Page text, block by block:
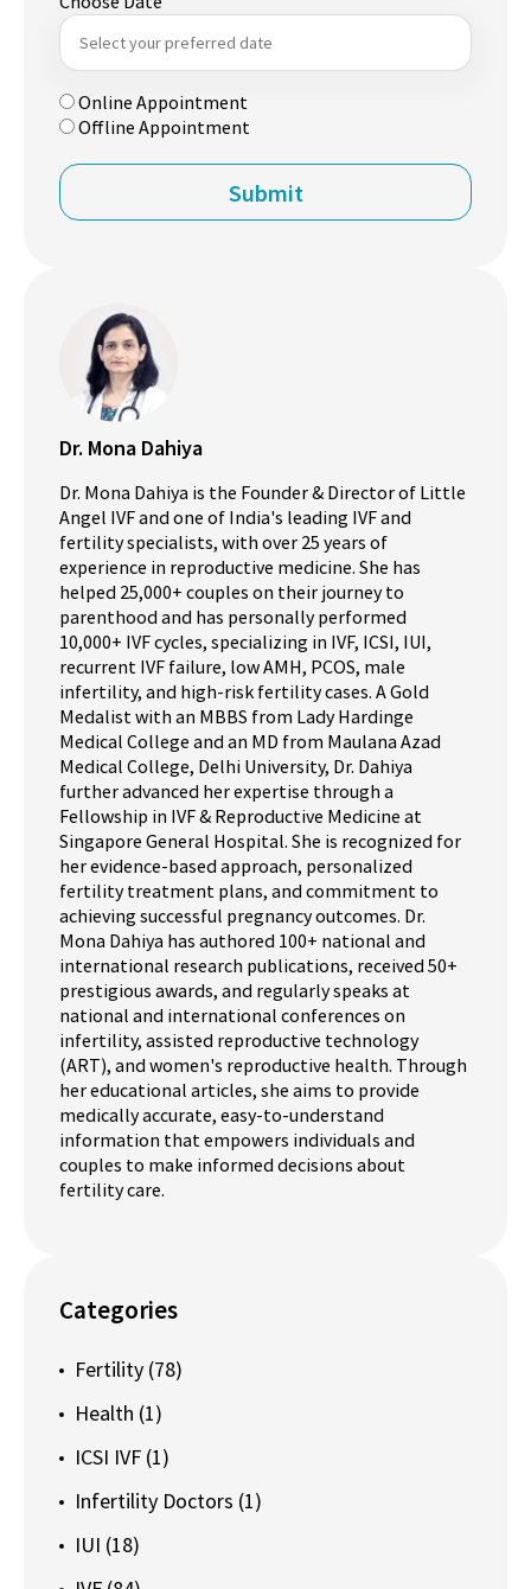
Online Appointment
Offline Appointment
Dr. Mona Dahiya
Dr. Mona Dahiya is the Founder & Director of Little
Angel IVF and one of India's leading IVF and
fertility specialists, with over 25 years of
experience in reproductive medicine. She has
helped 25,000+ couples on their journey to
parenthood and has personally performed
10,000+ IVF cycles, specializing in IVF, ICSI, IUI,
recurrent IVF failure, low AMH, PCOS, male
infertility, and high-risk fertility cases. A Gold
Medalist with an MBBS from Lady Hardinge
Medical College and an MD from Maulana Azad
Medical College, Delhi University, Dr. Dahiya
further advanced her expertise through a
Fellowship in IVF & Reproductive Medicine at
Singapore General Hospital. She is recognized for
her evidence-based approach, personalized
fertility treatment plans, and commitment to
achieving successful pregnancy outcomes. Dr.
Mona Dahiya has authored 100+ national and
international research publications, received 50+
prestigious awards, and regularly speaks at
national and international conferences on
infertility, assisted reproductive technology
(ART), and women's reproductive health. Through
her educational articles, she aims to provide
medically accurate, easy-to-understand
information that empowers individuals and
couples to make informed decisions about
fertility care.
Categories
Fertility (78)
Health (1)
ICSI IVF (1)
Infertility Doctors (1)
IUI (18)